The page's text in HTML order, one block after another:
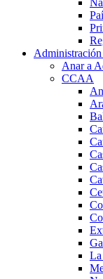
Anar a
CCAA